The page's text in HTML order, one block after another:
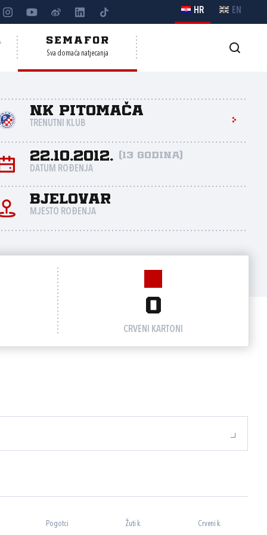
HR EN
SEMAFOR
Sva domaća natjecanja
NK Pitomača
TRENUTNI KLUB
22.10.2012. (13 godina)
DATUM ROĐENJA
Bjelovar
MJESTO ROĐENJA
0
CRVENI KARTONI
Pogotci Žuti k. Crveni k.